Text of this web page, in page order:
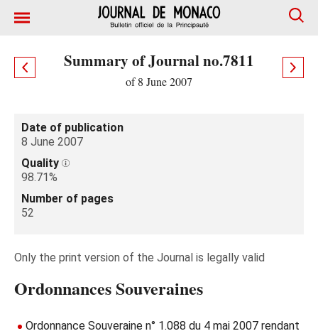
Summary of Journal no.7811
of 8 June 2007
Date of publication
8 June 2007
Quality
98.71%
Number of pages
52
Only the print version of the Journal is legally valid
Ordonnances Souveraines
Ordonnance Souveraine n° 1.088 du 4 mai 2007 rendant